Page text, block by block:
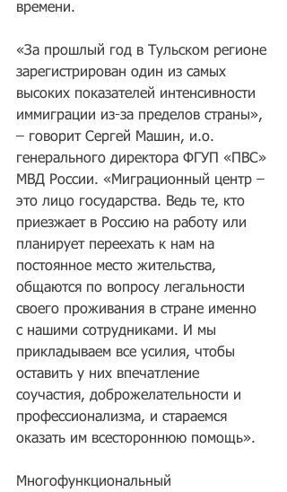
времени.
«За прошлый год в Тульском регионе
зарегистрирован один из самых
высоких показателей интенсивности
иммиграции из-за пределов страны»,
– говорит Сергей Машин, и.о.
генерального директора ФГУП «ПВС»
МВД России. «Миграционный центр –
это лицо государства. Ведь те, кто
приезжает в Россию на работу или
планирует переехать к нам на
постоянное место жительства,
общаются по вопросу легальности
своего проживания в стране именно
с нашими сотрудниками. И мы
прикладываем все усилия, чтобы
оставить у них впечатление
соучастия, доброжелательности и
профессионализма, и стараемся
оказать им всестороннюю помощь».
Многофункциональный